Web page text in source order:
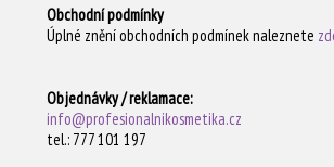
Obchodní podmínky
Úplné znění obchodních podmínek naleznete
Objednávky / reklamace:
info@profesionalnikosmetika.cz
tel.: 777 101 197